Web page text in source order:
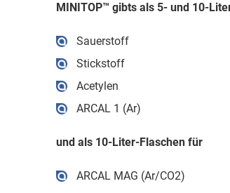
MINITOP™ gibts als 5- und 10-
Sauerstoff
Stickstoff
Acetylen
ARCAL 1 (Ar)
und als 10-Liter-Flaschen für
ARCAL MAG (Ar/CO2)